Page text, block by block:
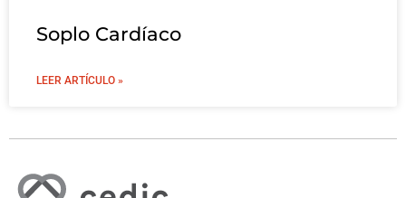
Soplo Cardíaco
LEER ARTÍCULO »